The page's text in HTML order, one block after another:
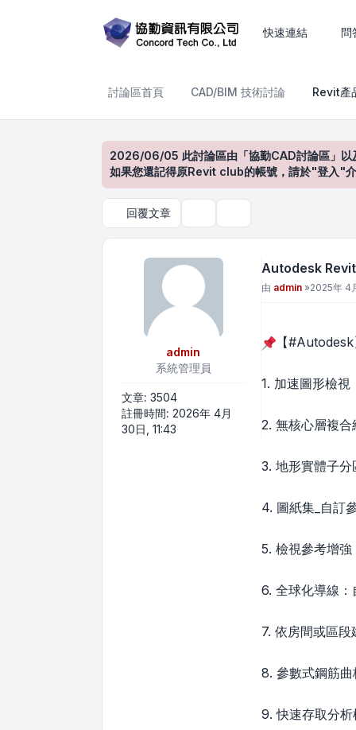
快速連結 問
討論區首頁 CAD/BIM 技術討論 Revit產
2026/06/05 此討論區由「協勤CAD討論區」以
如果您還記得原Revit club的帳號，請於"登入"
回覆文章
admin
系統管理員
文章: 3504
註冊時間: 2026年 4月
30日, 11:43
Autodesk
文章
由 admin »2025年 4
【
1. 加速圖形檢
2. 無核心層複
3. 地形實體子
4. 圖紙集_自訂
5. 檢視參考增
6. 全球化導線
7. 依房間或區
8. 參數式鋼筋
9. 快速存取分